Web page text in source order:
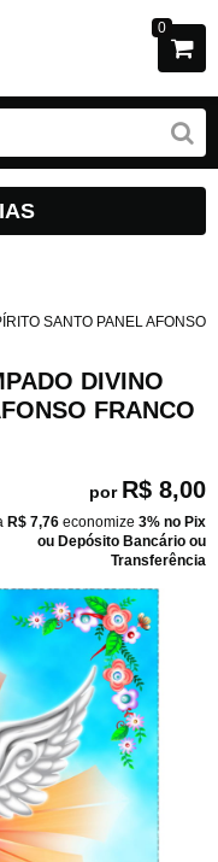
0
SANTO PANEL AFONSO
DIVINO
FRANCO
por R$ 8,00
R$ 7,76 economize 3% no Pix
ou Depósito Bancário ou
Transferência